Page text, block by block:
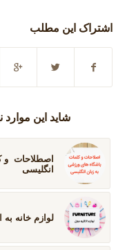
اشتراک این مطلب
شاید این
اصطلاحات و
انگلیسی
لوازم خانه